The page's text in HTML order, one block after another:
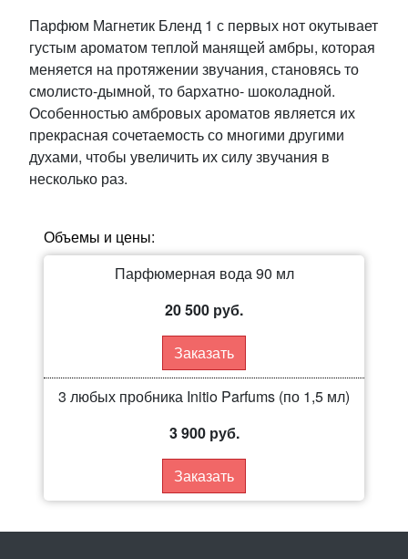
Парфюм Магнетик Бленд 1 с первых нот окутывает
густым ароматом теплой манящей амбры, которая
меняется на протяжении звучания, становясь то
смолисто-дымной, то бархатно- шоколадной.
Особенностью амбровых ароматов является их
прекрасная сочетаемость со многими другими
духами, чтобы увеличить их силу звучания в
несколько раз.
Объемы и цены:
Парфюмерная вода 90 мл
20 500 руб.
Заказать
3 любых пробника Initio Parfums (по 1,5 мл)
3 900 руб.
Заказать